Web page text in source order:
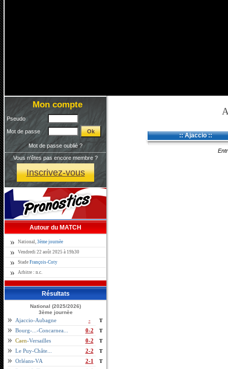
Mon compte
Pseudo
Mot de passe
Mot de passe oublié ?
Vous n'êtes pas encore membre ?
Inscrivez-vous
Autour du MATCH
National, 3ème journèe
Vendredi 22 août 2025 à 19h30
Stade François-Coty
Arbitre : n.c.
Résultats
National (2025/2026)
3ème journèe
Ajaccio-Aubagne - T
Bourg-...-Concarnea... 0-2 T
Caen-Versailles 0-2 T
Le Puy-Châte... 2-2 T
Orléans-VA 2-1 T
:: Ajaccio ::